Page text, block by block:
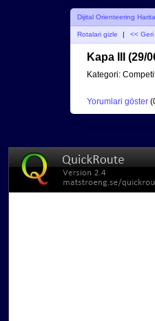
Dijital Orienteering
Rotalari gizle << Geri
Kapa III (29/
Kategori:
Yorumlari göster (